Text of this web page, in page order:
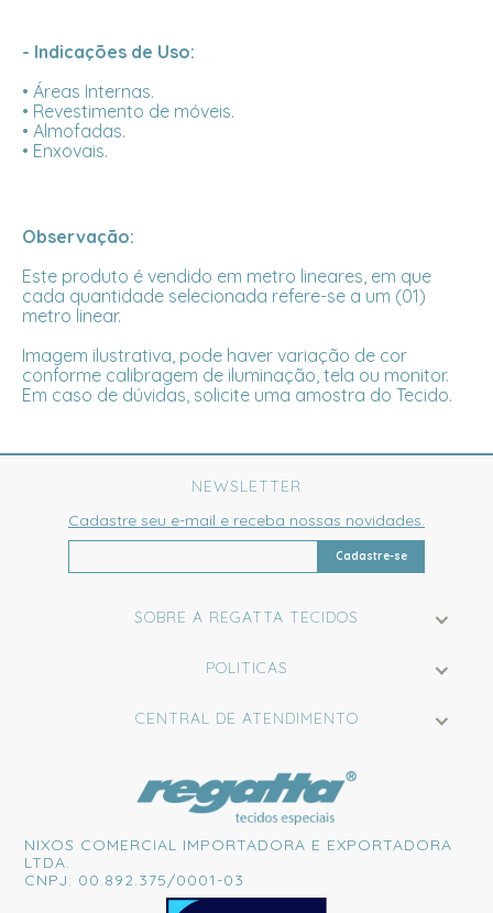
- Indicações de Uso:
• Áreas Internas.
• Revestimento de móveis.
• Almofadas.
• Enxovais.
Observação:
Este produto é vendido em metro lineares, em que
cada quantidade selecionada refere-se a um (01)
metro linear.
Imagem ilustrativa, pode haver variação de cor
conforme calibragem de iluminação, tela ou monitor.
Em caso de dúvidas, solicite uma amostra do Tecido.
SOBRE A REGATTA TECIDOS
POLITICAS
CENTRAL DE ATENDIMENTO
NEWSLETTER
Cadastre seu e-mail e receba nossas novidades.
Cadastre-se
NIXOS COMERCIAL IMPORTADORA E EXPORTADORA
LTDA.
CNPJ: 00.892.375/0001-03